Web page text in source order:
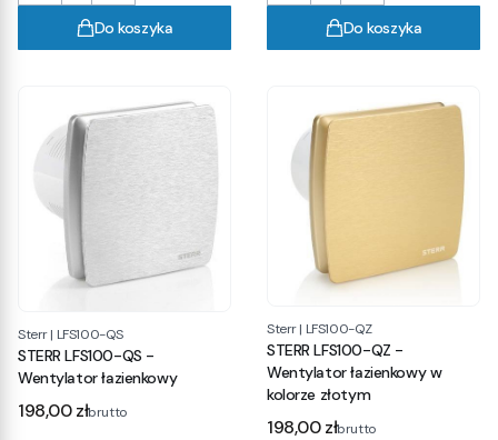
Do koszyka Do koszyka
Sterr| LFS100-QS
STERR LFS100-QS -
Wentylator łazienkowy
Cena
198,00 złbrutto
Sterr| LFS100-QZ
STERR LFS100-QZ -
Wentylator łazienkowy w
kolorze złotym
Cena
198,00 złbrutto